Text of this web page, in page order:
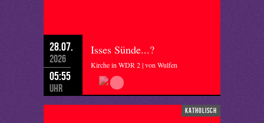
28.07.
2026
05:55
Uhr
Isses Sünde...?
Kirche in WDR 2 | von Wulfen
katholisch